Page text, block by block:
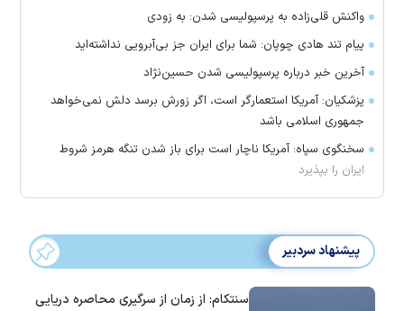
واکنش قلی‌زاده به پرسپولیسی شدن: به زودی
پیام تند هادی چوپان: شما برای ایران جز بی‌آبرویی نداشته‌اید
آخرین خبر درباره پرسپولیسی شدن حسین‌نژاد
پزشکیان: آمریکا استعمارگر است، اگر زورش برسد دلش نمی‌خواهد
جمهوری اسلامی باشد
سخنگوی سپاه: آمریکا ناچار است برای باز شدن تنگه هرمز شروط
ایران را بپذیرد
پیشنهاد سردبیر
سنتکام: از زمان از سرگیری محاصره دریایی